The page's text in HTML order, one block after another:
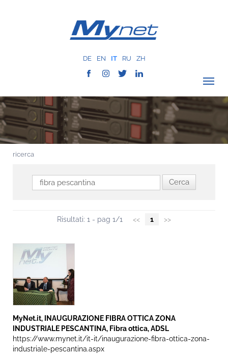
DE EN IT RU ZH
VERIFICA COPERTURA
AZIENDA
RETE
SERVIZI
MYNET
CASE HISTORY
ricerca
Risultati: 1 - pag 1/1 << 1 >>
MyNet.it, INAUGURAZIONE FIBRAOTTICA ZONA
INDUSTRIALE PESCANTINA, Fibraottica, ADSL
https://www.mynet.it/it-it/inaugurazione-fibra-ottica-zona-
industriale-pescantina.aspx